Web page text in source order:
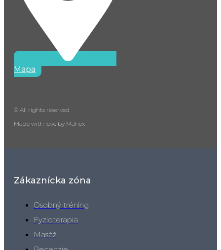
Mapa
© All rights reserved
Made with love by Mahex
Zákaznícka zóna
Osobný tréning
Fyzioterapia
Masáž